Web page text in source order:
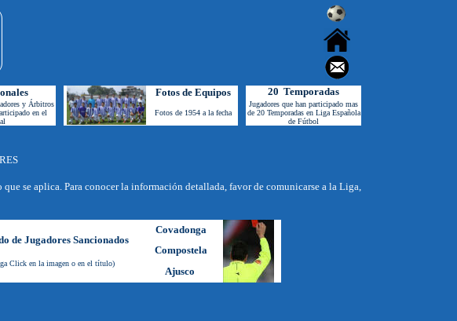
Fotos de Equipos 20 Temporadas
y Árbitros
en el
Fotos de 1954 a la fecha
Jugadores que han participado mas
de 20 Temporadas en Liga Española
de Fútbol
se aplica. Para conocer la información detallada, favor de comunicarse a la Liga,
de Jugadores Sancionados
Click en la imagen o en el título)
Covadonga
Compostela
Ajusco